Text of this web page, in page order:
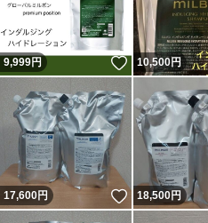
9,999円 いいね！
10,500円
17,600円 いいね！
18,500円